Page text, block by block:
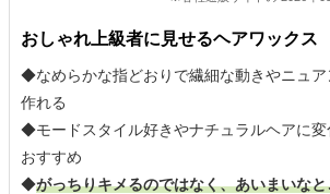
おしゃれ上級者に見せるヘアワックス
◆なめらかな指どおりで繊細な動きやニュ
作れる
◆モードスタイル好きやナチュラルヘアに変
おすすめ
◆がっちりキメるのではなく、あいまいな